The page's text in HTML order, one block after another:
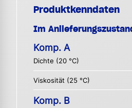
Produktkenndaten
Im
Komp. A
Dichte (20 °C)
Viskosität (25 °C)
Komp. B